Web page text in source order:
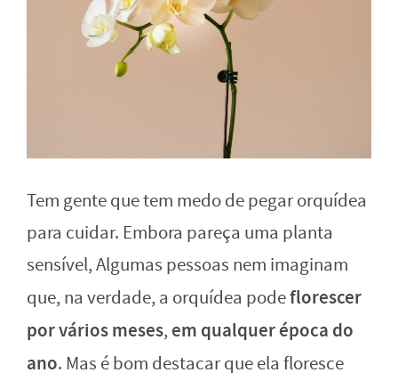
Tem gente que tem medo de pegar orquídea
para cuidar. Embora pareça uma planta
sensível, Algumas pessoas nem imaginam
que, na verdade, a orquídea podeflorescer
por vários meses, em qualquer época do
ano. Mas é bom destacar que ela floresce